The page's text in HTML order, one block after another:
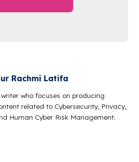
Rachmi Latifa
writer who focuses on producing
related to Cybersecurity, Privacy,
Human Cyber Risk Management.